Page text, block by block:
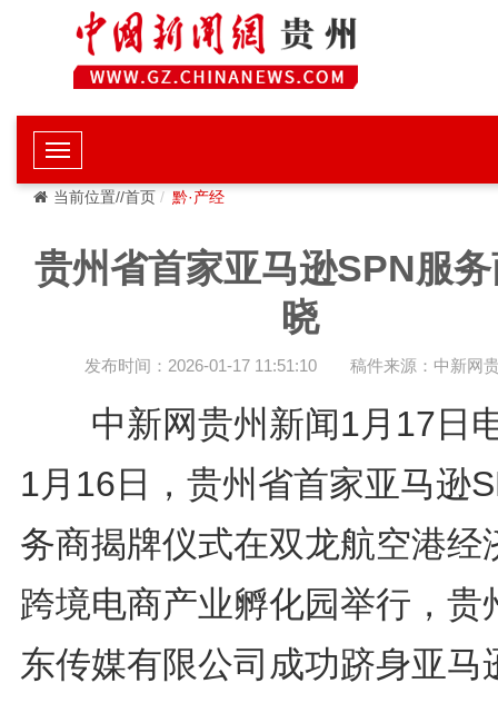
当前位置//首页 黔·产经
贵州省首家亚马逊SPN服
晓
发布时间：2026-01-17 11:51:10 稿件来源：中新网
中新网贵州新闻1月17
1月16日，贵州省首家亚马逊
务商揭牌仪式在双龙航空港经
跨境电商产业孵化园举行，贵
东传媒有限公司成功跻身亚马